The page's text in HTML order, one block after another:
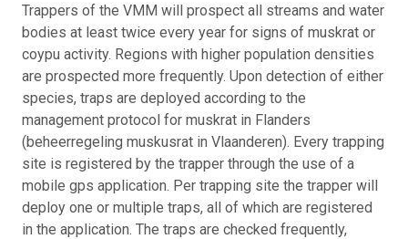
Trappers of the VMM will prospect all streams and water
bodies at least twice every year for signs of muskrat or
coypu activity. Regions with higher population densities
are prospected more frequently. Upon detection of either
species, traps are deployed according to the
management protocol for muskrat in Flanders
(beheerregeling muskusrat in Vlaanderen). Every trapping
site is registered by the trapper through the use of a
mobile gps application. Per trapping site the trapper will
deploy one or multiple traps, all of which are registered
in the application. The traps are checked frequently,